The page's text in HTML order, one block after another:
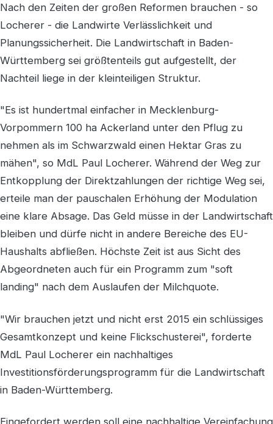
Nach den Zeiten der großen Reformen brauchen - so
Locherer - die Landwirte Verlässlichkeit und
Planungssicherheit. Die Landwirtschaft in Baden-
Württemberg sei größtenteils gut aufgestellt, der
Nachteil liege in der kleinteiligen Struktur.
"Es ist hundertmal einfacher in Mecklenburg-
Vorpommern 100 ha Ackerland unter den Pflug zu
nehmen als im Schwarzwald einen Hektar Gras zu
mähen", so MdL Paul Locherer. Während der Weg zur
Entkopplung der Direktzahlungen der richtige Weg sei,
erteile man der pauschalen Erhöhung der Modulation
eine klare Absage. Das Geld müsse in der Landwirtschaft
bleiben und dürfe nicht in andere Bereiche des EU-
Haushalts abfließen. Höchste Zeit ist aus Sicht des
Abgeordneten auch für ein Programm zum "soft
landing" nach dem Auslaufen der Milchquote.
"Wir brauchen jetzt und nicht erst 2015 ein schlüssiges
Gesamtkonzept und keine Flickschusterei", forderte
MdL Paul Locherer ein nachhaltiges
Investitionsförderungsprogramm für die Landwirtschaft
in Baden-Württemberg.
Eingefordert werden soll eine nachhaltige Vereinfachung